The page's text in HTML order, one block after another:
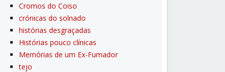
Cromos do Coiso
crónicas do solnado
histórias desgraçadas
Histórias pouco clí­nicas
Memórias de um Ex-Fumador
tejo